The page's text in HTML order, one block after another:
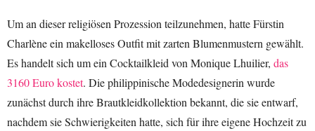
Um an dieser religiösen Prozession teilzunehmen, hatte Fürstin
Charlène ein makelloses Outfit mit zarten Blumenmustern gewählt.
Es handelt sich um ein Cocktailkleid von Monique Lhuilier, das
3160 Euro kostet. Die philippinische Modedesignerin wurde
zunächst durch ihre Brautkleidkollektion bekannt, die sie entwarf,
nachdem sie Schwierigkeiten hatte, sich für ihre eigene Hochzeit zu